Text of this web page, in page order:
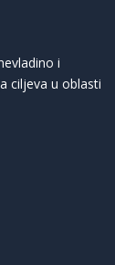
i
ciljeva u oblasti